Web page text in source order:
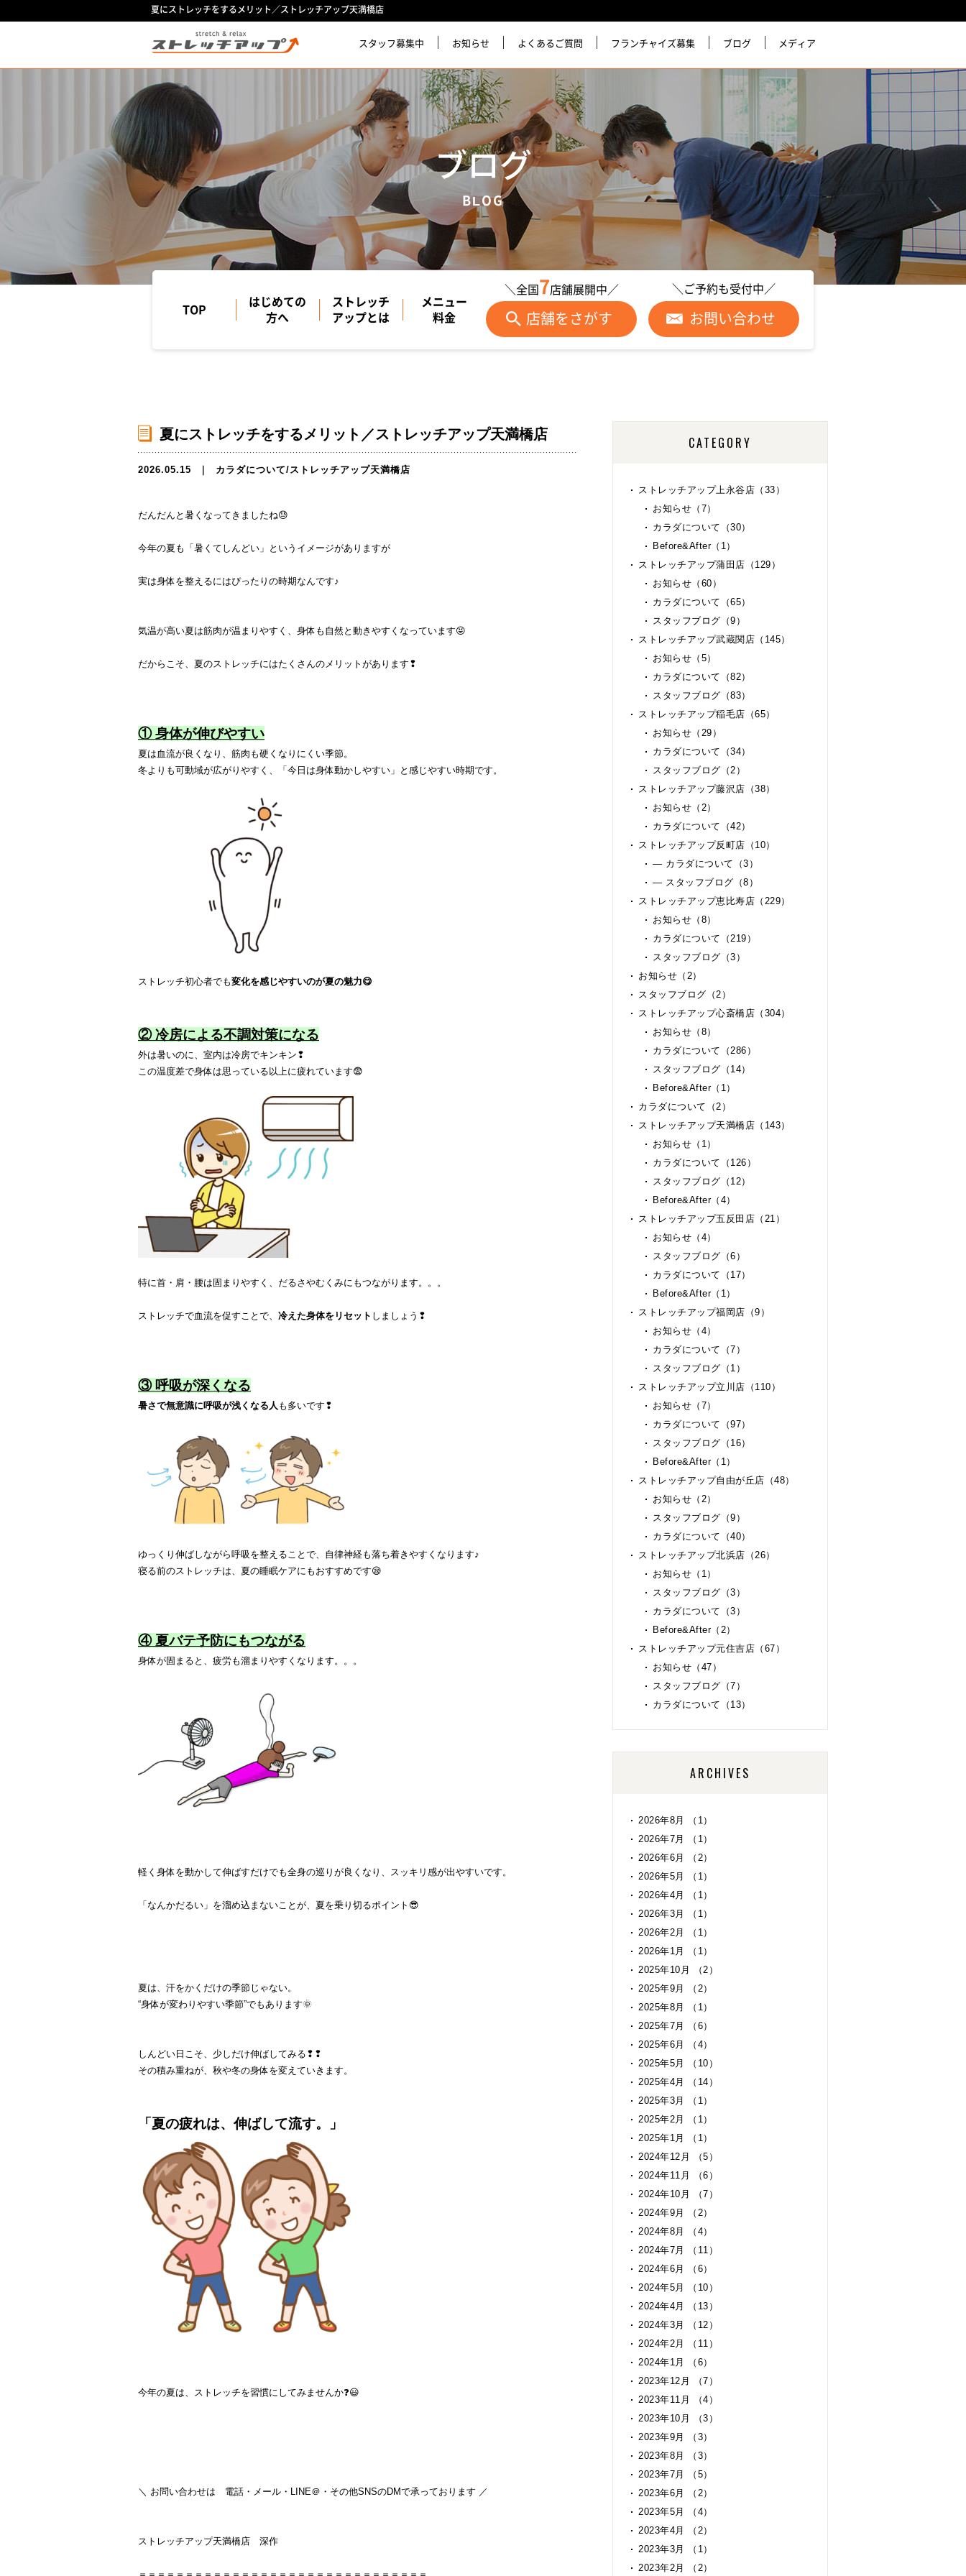
夏にストレッチをするメリット／ストレッチアップ天満橋店
スタッフ募集中 お知らせ よくあるご質問 フランチャイズ募集 ブログ メディア
ブログ
BLOG
TOP
はじめての
方へ
ストレッチ
アップとは
メニュー
料金
＼全国 7店舗展開中／
店舗をさがす
＼ご予約も受付中／
お問い合わせ
夏にストレッチをするメリット／ストレッチアップ天満橋店
2026.05.15 カラダについて/ストレッチアップ天満橋店
だんだんと暑くなってきましたね😓
今年の夏も「暑くてしんどい」というイメージがありますが
実は身体を整えるにはぴったりの時期なんです♪
気温が高い夏は筋肉が温まりやすく、身体も自然と動きやすくなっています😝
だからこそ、夏のストレッチにはたくさんのメリットがあります❢
① 身体が伸びやすい
夏は血流が良くなり、筋肉も硬くなりにくい季節。
冬よりも可動域が広がりやすく、「今日は身体動かしやすい」と感じやすい時期です。
ストレッチ初心者でも変化を感じやすいのが夏の魅力😋
② 冷房による不調対策になる
外は暑いのに、室内は冷房でキンキン❢
この温度差で身体は思っている以上に疲れています😨
特に首・肩・腰は固まりやすく、だるさやむくみにもつながります。。。
ストレッチで血流を促すことで、 冷えた身体をリセット しましょう❢
③ 呼吸が深くなる
暑さで無意識に呼吸が浅くなる人 も多いです❢
ゆっくり伸ばしながら呼吸を整えることで、自律神経も落ち着きやすくなります♪
寝る前のストレッチは、夏の睡眠ケアにもおすすめです😪
④ 夏バテ予防にもつながる
身体が固まると、疲労も溜まりやすくなります。。。
軽く身体を動かして伸ばすだけでも全身の巡りが良くなり、スッキリ感が出やすいです。
「なんかだるい」を溜め込まないことが、夏を乗り切るポイント😎
夏は、汗をかくだけの季節じゃない。
“身体が変わりやすい季節”でもあります🌞
しんどい日こそ、少しだけ伸ばしてみる❢❢
その積み重ねが、秋や冬の身体を変えていきます。
「夏の疲れは、伸ばして流す。」
今年の夏は、ストレッチを習慣にしてみませんか❓😃
＼ お問い合わせは 電話・メール・LINE＠・その他SNSのDMで承っております ／
ストレッチアップ天満橋店 深作
CATEGORY
ストレッチアップ上永谷店（33）
お知らせ（7）
カラダについて（30）
Before&After（1）
ストレッチアップ蒲田店（129）
お知らせ（60）
カラダについて（65）
スタッフブログ（9）
ストレッチアップ武蔵関店（145）
お知らせ（5）
カラダについて（82）
スタッフブログ（83）
ストレッチアップ稲毛店（65）
お知らせ（29）
カラダについて（34）
スタッフブログ（2）
ストレッチアップ藤沢店（38）
お知らせ（2）
カラダについて（42）
ストレッチアップ反町店（10）
— カラダについて（3）
— スタッフブログ（8）
ストレッチアップ恵比寿店（229）
お知らせ（8）
カラダについて（219）
スタッフブログ（3）
お知らせ（2）
スタッフブログ（2）
ストレッチアップ心斎橋店（304）
お知らせ（8）
カラダについて（286）
スタッフブログ（14）
Before&After（1）
カラダについて（2）
ストレッチアップ天満橋店（143）
お知らせ（1）
カラダについて（126）
スタッフブログ（12）
Before&After（4）
ストレッチアップ五反田店（21）
お知らせ（4）
スタッフブログ（6）
カラダについて（17）
Before&After（1）
ストレッチアップ福岡店（9）
お知らせ（4）
カラダについて（7）
スタッフブログ（1）
ストレッチアップ立川店（110）
お知らせ（7）
カラダについて（97）
スタッフブログ（16）
Before&After（1）
ストレッチアップ自由が丘店（48）
お知らせ（2）
スタッフブログ（9）
カラダについて（40）
ストレッチアップ北浜店（26）
お知らせ（1）
スタッフブログ（3）
カラダについて（3）
Before&After（2）
ストレッチアップ元住吉店（67）
お知らせ（47）
スタッフブログ（7）
カラダについて（13）
ARCHIVES
2026年8月 （1）
2026年7月 （1）
2026年6月 （2）
2026年5月 （1）
2026年4月 （1）
2026年3月 （1）
2026年2月 （1）
2026年1月 （1）
2025年10月 （2）
2025年9月 （2）
2025年8月 （1）
2025年7月 （6）
2025年6月 （4）
2025年5月 （10）
2025年4月 （14）
2025年3月 （1）
2025年2月 （1）
2025年1月 （1）
2024年12月 （5）
2024年11月 （6）
2024年10月 （7）
2024年9月 （2）
2024年8月 （4）
2024年7月 （11）
2024年6月 （6）
2024年5月 （10）
2024年4月 （13）
2024年3月 （12）
2024年2月 （11）
2024年1月 （6）
2023年12月 （7）
2023年11月 （4）
2023年10月 （3）
2023年9月 （3）
2023年8月 （3）
2023年7月 （5）
2023年6月 （2）
2023年5月 （4）
2023年4月 （2）
2023年3月 （1）
2023年2月 （2）